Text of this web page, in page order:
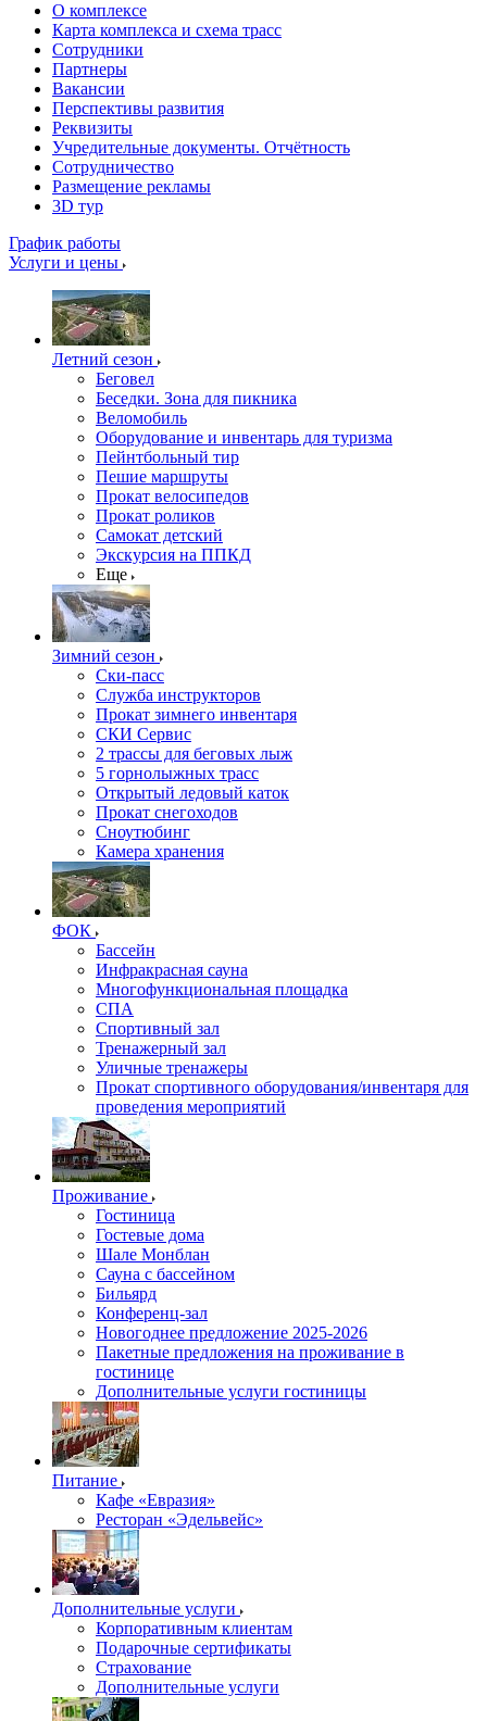
О комплексе
Карта комплекса и схема трасс
Сотрудники
Партнеры
Вакансии
Перспективы развития
Реквизиты
Учредительные документы. Отчётность
Сотрудничество
Размещение рекламы
3D тур
График работы
Услуги и цены
Летний сезон
Беговел
Беседки. Зона для пикника
Веломобиль
Оборудование и инвентарь для туризма
Пейнтбольный тир
Пешие маршруты
Прокат велосипедов
Прокат роликов
Самокат детский
Экскурсия на ППКД
Еще
Зимний сезон
Ски-пасс
Служба инструкторов
Прокат зимнего инвентаря
СКИ Сервис
2 трассы для беговых лыж
5 горнолыжных трасс
Открытый ледовый каток
Прокат снегоходов
Сноутюбинг
Камера хранения
ФОК
Бассейн
Инфракрасная сауна
Многофункциональная площадка
СПА
Спортивный зал
Тренажерный зал
Уличные тренажеры
Прокат спортивного оборудования/инвентаря для
проведения мероприятий
Проживание
Гостиница
Гостевые дома
Шале Монблан
Сауна с бассейном
Бильярд
Конференц-зал
Новогоднее предложение 2025-2026
Пакетные предложения на проживание в
гостинице
Дополнительные услуги гостиницы
Питание
Кафе «Евразия»
Ресторан «Эдельвейс»
Дополнительные услуги
Корпоративным клиентам
Подарочные сертификаты
Страхование
Дополнительные услуги